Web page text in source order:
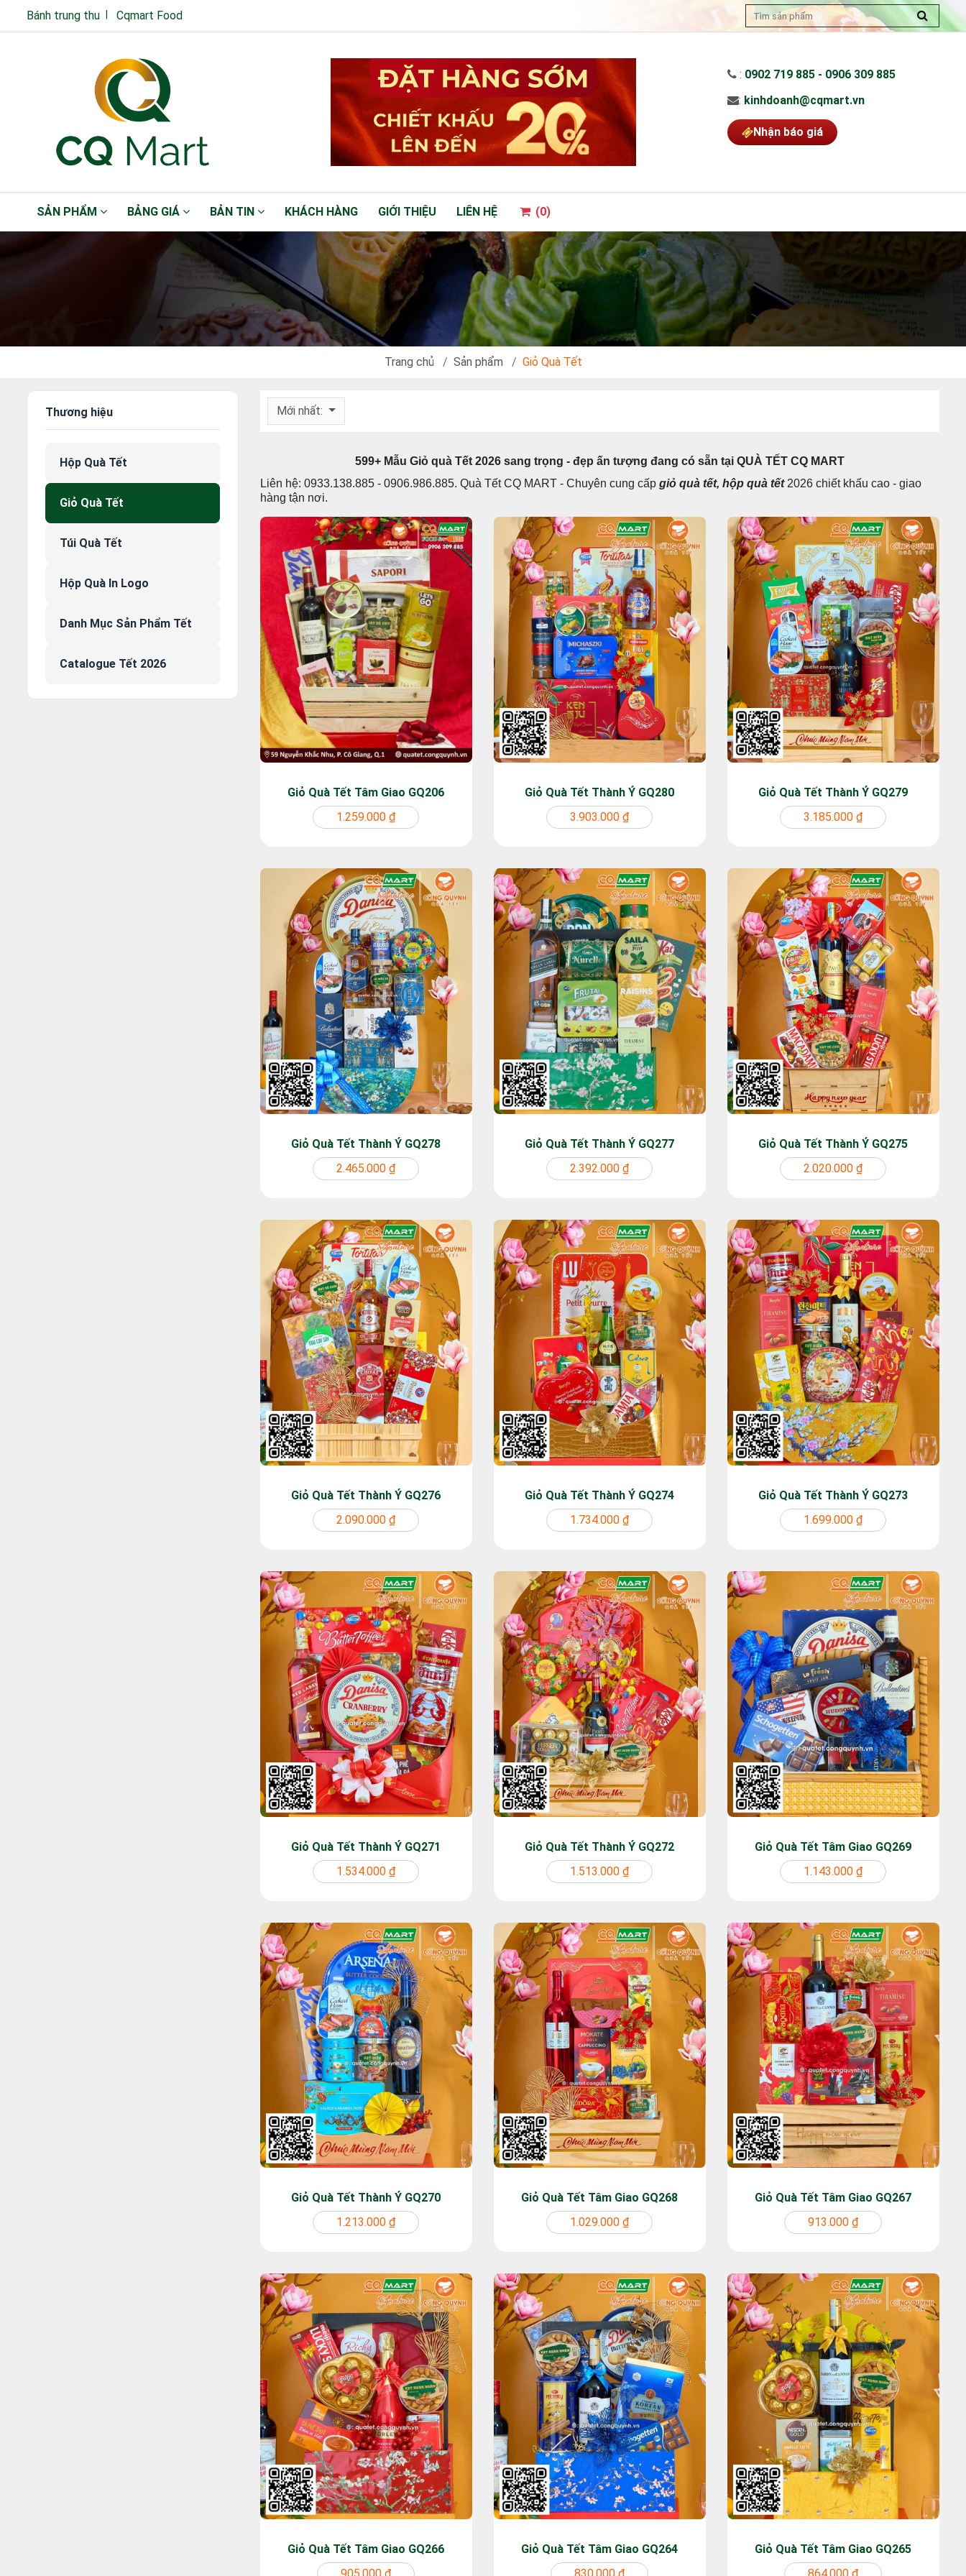
Bánh trung thu Cqmart Food
: 0902 719 885 - 0906 309 885
: kinhdoanh@cqmart.vn
Nhận báo giá
SẢN PHẨM BẢNG GIÁ BẢN TIN KHÁCH HÀNG GIỚI THIỆU LIÊN HỆ (0)
Trang chủ Sản phẩm Giỏ Quà Tết
Thương hiệu
Hộp Quà Tết
Giỏ Quà Tết
Túi Quà Tết
Hộp Quà In Logo
Danh Mục Sản Phẩm Tết
Catalogue Tết 2026
Mới nhất:
599+ Mẫu Giỏ quà Tết 2026 sang trọng - đẹp ấn tượng đang có sẵn tại QUÀ TẾT CQ MART
Liên hệ: 0933.138.885 - 0906.986.885. Quà Tết CQ MART - Chuyên cung cấp giỏ quà tết, hộp quà tết2026 chiết khấu cao - giao
hàng tận nơi.
Giỏ Quà Tết Tâm Giao GQ206
1.259.000 ₫
Giỏ Quà Tết Thành Ý GQ280
3.903.000 ₫
Giỏ Quà Tết Thành Ý GQ279
3.185.000 ₫
Giỏ Quà Tết Thành Ý GQ278
2.465.000 ₫
Giỏ Quà Tết Thành Ý GQ277
2.392.000 ₫
Giỏ Quà Tết Thành Ý GQ275
2.020.000 ₫
Giỏ Quà Tết Thành Ý GQ276
2.090.000 ₫
Giỏ Quà Tết Thành Ý GQ274
1.734.000 ₫
Giỏ Quà Tết Thành Ý GQ273
1.699.000 ₫
Giỏ Quà Tết Thành Ý GQ271
1.534.000 ₫
Giỏ Quà Tết Thành Ý GQ272
1.513.000 ₫
Giỏ Quà Tết Tâm Giao GQ269
1.143.000 ₫
Giỏ Quà Tết Thành Ý GQ270
1.213.000 ₫
Giỏ Quà Tết Tâm Giao GQ268
1.029.000 ₫
Giỏ Quà Tết Tâm Giao GQ267
913.000 ₫
Giỏ Quà Tết Tâm Giao GQ266
Giỏ Quà Tết Tâm Giao GQ264
Giỏ Quà Tết Tâm Giao GQ265